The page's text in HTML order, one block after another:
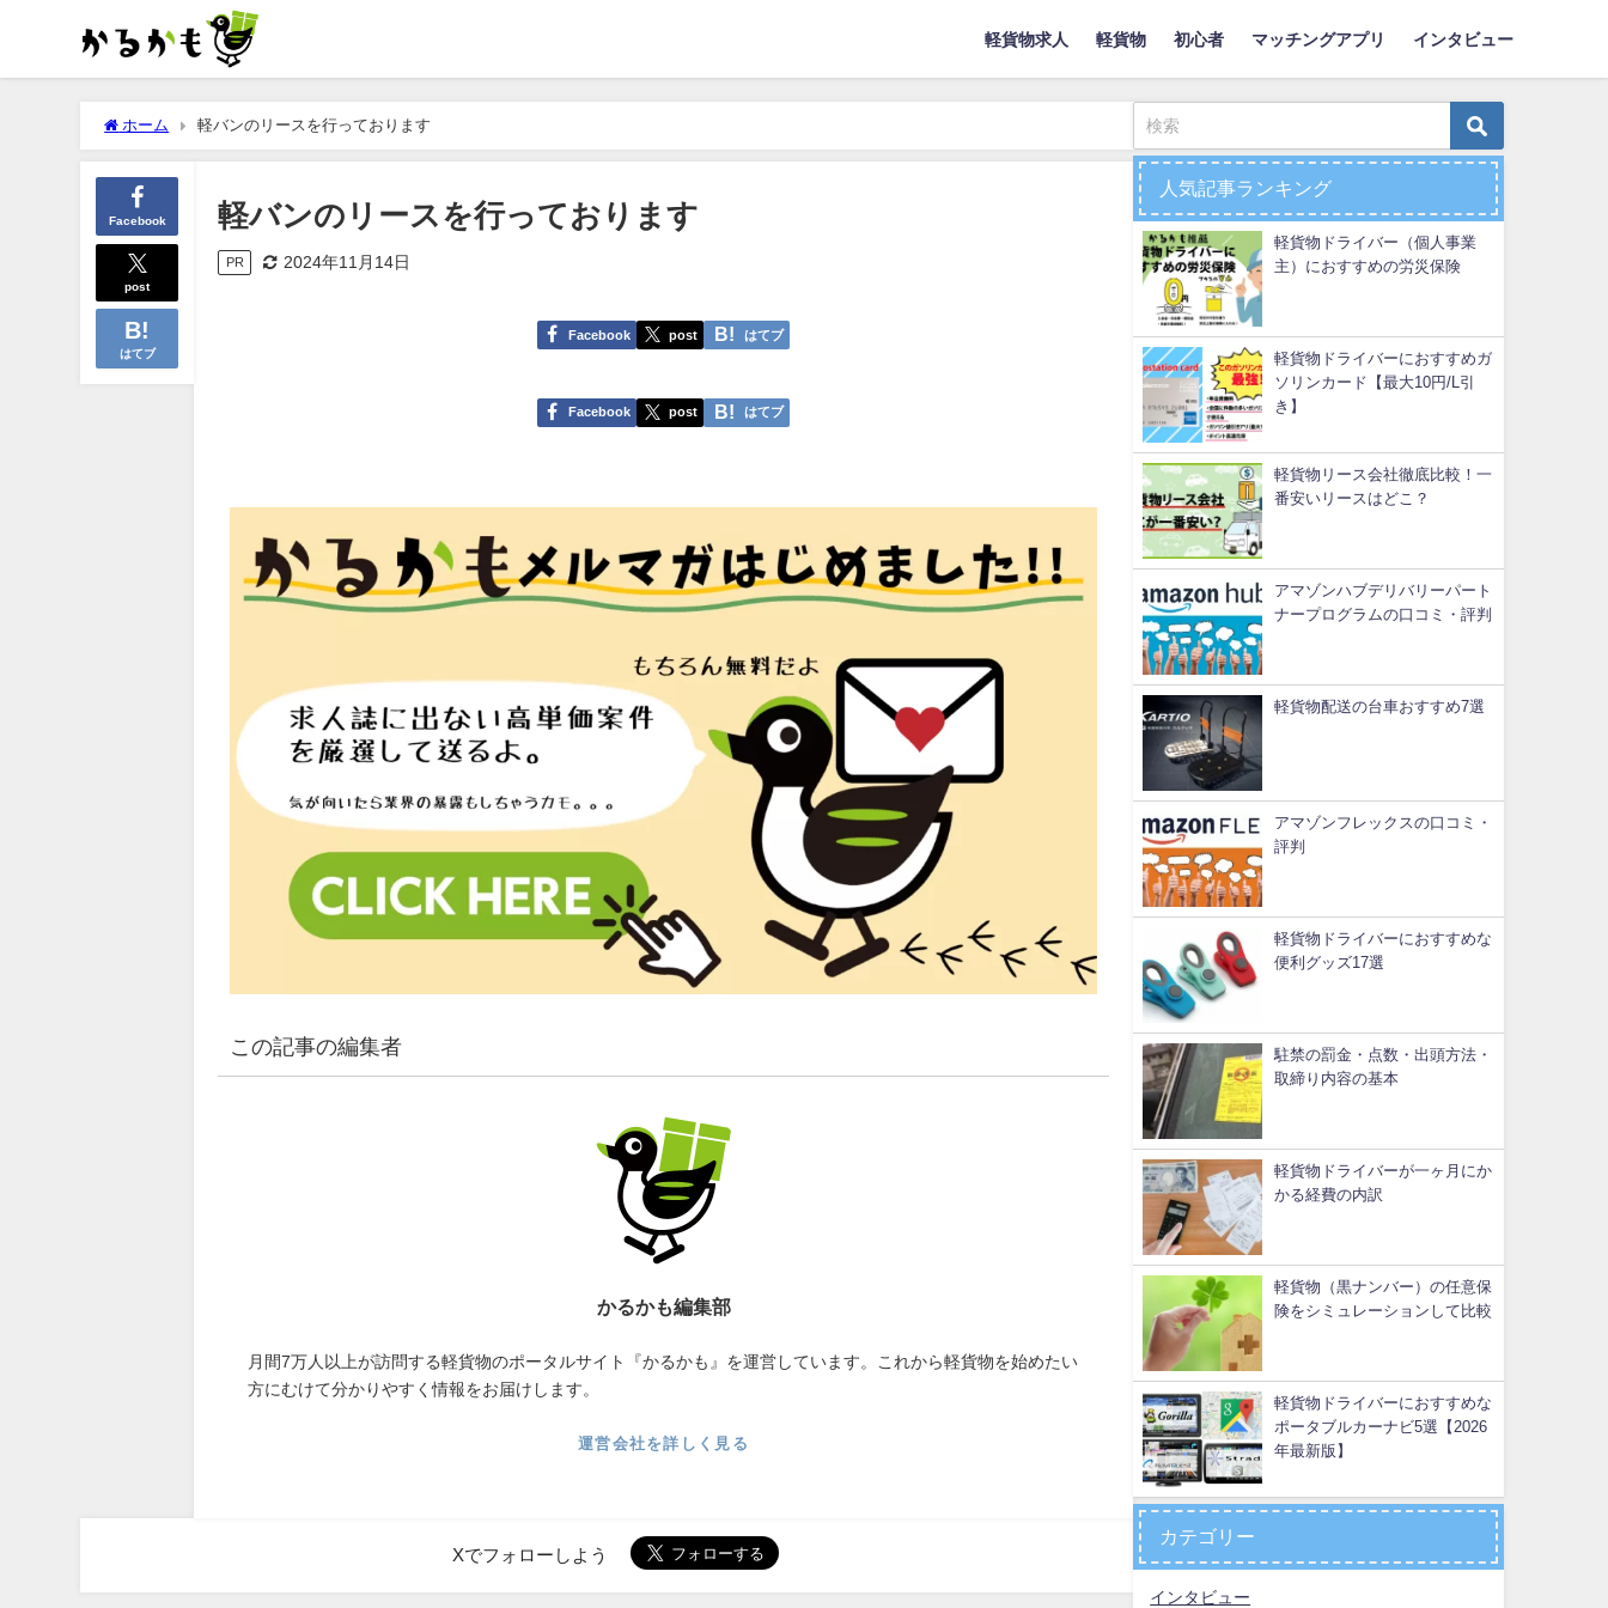
軽貨物求人 軽貨物 初心者 マッチングアプリ インタビュー
ホーム 軽バンのリースを行っております
Facebook
post
はてブ
軽バンのリースを行っております
PR 2024年11月14日
Facebook post はてブ
Facebook post はてブ
この記事の編集者
かるかも編集部
月間7万人以上が訪問する軽貨物のポータルサイト『かるかも』を運営しています。これから軽貨物を始めたい
方にむけて分かりやすく情報をお届けします。
運営会社を詳しく見る
Xでフォローしよう
人気記事ランキング
軽貨物ドライバー（個人事業
主）におすすめの労災保険
軽貨物ドライバーにおすすめガ
ソリンカード【最大10円/L引
き】
軽貨物リース会社徹底比較！一
番安いリースはどこ？
アマゾンハブデリバリーパート
ナープログラムの口コミ・評判
軽貨物配送の台車おすすめ7選
アマゾンフレックスの口コミ・
評判
軽貨物ドライバーにおすすめな
便利グッズ17選
駐禁の罰金・点数・出頭方法・
取締り内容の基本
軽貨物ドライバーが一ヶ月にか
かる経費の内訳
軽貨物（黒ナンバー）の任意保
険をシミュレーションして比較
軽貨物ドライバーにおすすめな
ポータブルカーナビ5選【2026
年最新版】
カテゴリー
インタビュー